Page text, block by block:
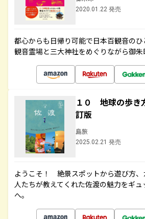
2020.01.22 発売
都心からも日帰り可能で日本百観音の
観音霊場と三大神社をめぐりながら御朱
１０ 地球の歩
訂版
島旅
2025.02.21 発売
ようこそ！ 絶景スポットから遊び方、
人たちが教えてくれた佐渡の魅力をギ
へ。